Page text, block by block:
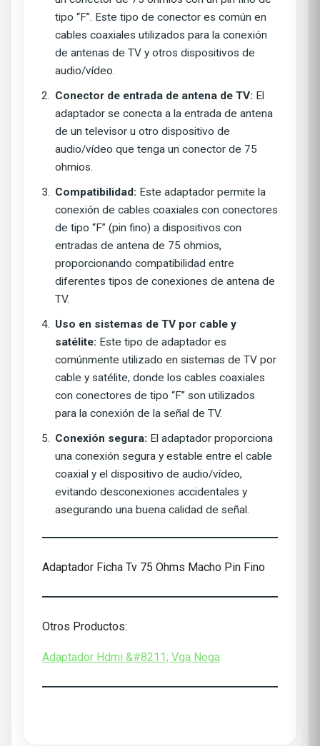
tipo “F”. Este tipo de conector es común en
cables coaxiales utilizados para la conexión
de antenas de TV y otros dispositivos de
audio/vídeo.
Conector de entrada de antena de TV: El
adaptador se conecta a la entrada de antena
de un televisor u otro dispositivo de
audio/vídeo que tenga un conector de 75
ohmios.
Compatibilidad: Este adaptador permite la
conexión de cables coaxiales con conectores
de tipo “F” (pin fino) a dispositivos con
entradas de antena de 75 ohmios,
proporcionando compatibilidad entre
diferentes tipos de conexiones de antena de
TV.
Uso en sistemas de TV por cable y
satélite: Este tipo de adaptador es
comúnmente utilizado en sistemas de TV por
cable y satélite, donde los cables coaxiales
con conectores de tipo “F” son utilizados
para la conexión de la señal de TV.
Conexión segura: El adaptador proporciona
una conexión segura y estable entre el cable
coaxial y el dispositivo de audio/vídeo,
evitando desconexiones accidentales y
asegurando una buena calidad de señal.
Adaptador Ficha Tv 75 Ohms Macho Pin Fino
Otros Productos:
Adaptador Hdmi &#8211; Vga Noga